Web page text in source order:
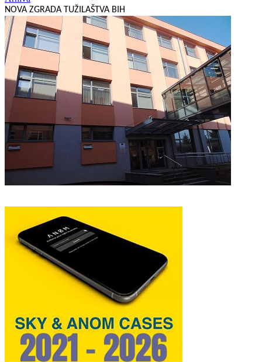
NOVA ZGRADA TUŽILAŠTVA BIH